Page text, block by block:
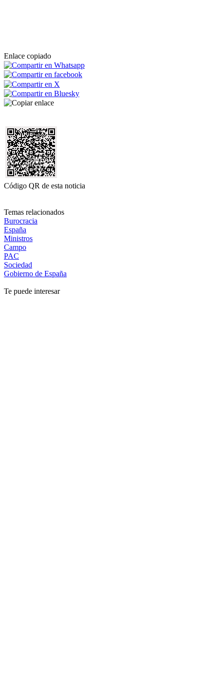
Enlace copiado
Código QR de esta noticia
Temas relacionados
Burocracia
España
Ministros
Campo
PAC
Sociedad
Gobierno de España
Te puede interesar